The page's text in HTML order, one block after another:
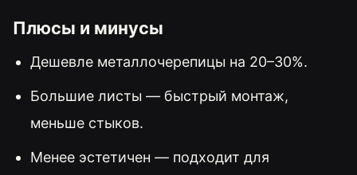
Плюсы и минусы
Дешевле металлочерепицы на 20–30%.
Большие листы — быстрый монтаж,
меньше стыков.
Менее эстетичен — подходит для